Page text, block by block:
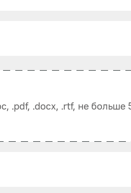
.pdf, .docx, .rtf, не больше